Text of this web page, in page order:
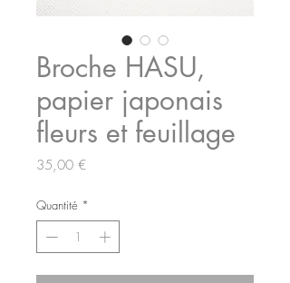
Broche HASU,
papier japonais
fleurs et feuillage
35,00 €Prix
Quantité *